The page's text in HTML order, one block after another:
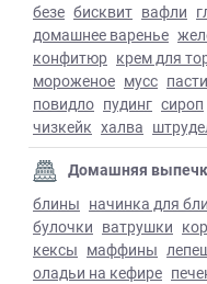
безе бисквит вафли
домашнее варенье
конфитюр крем для
мороженое мусс
повидло пудинг сироп
чизкейк халва
Домашняя
блины начинка для
булочки ватрушки
кексы маффины
оладьи на кефире